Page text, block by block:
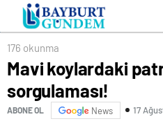
176 okunma
Mavi koylardaki
sorgulaması!
ABONE OL News 17